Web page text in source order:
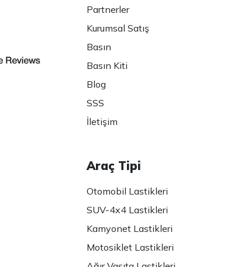
Partnerler
Kurumsal Satış
Basın
Basın Kiti
Blog
SSS
İletişim
Araç Tipi
Otomobil Lastikleri
SUV-4x4 Lastikleri
Kamyonet Lastikleri
Motosiklet Lastikleri